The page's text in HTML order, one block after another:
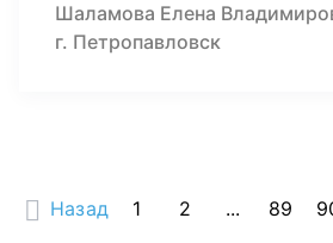
Шаламова Елена
г. Петропавловск
Назад 1 2 ... 89